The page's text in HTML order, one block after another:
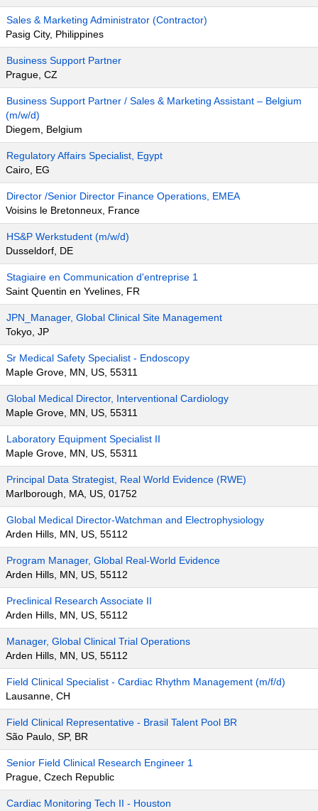
Sales & Marketing Administrator (Contractor)
Pasig City, Philippines
Business Support Partner
Prague, CZ
Business Support Partner / Sales & Marketing Assistant – Belgium
(m/w/d)
Diegem, Belgium
Regulatory Affairs Specialist, Egypt
Cairo, EG
Director /Senior Director Finance Operations, EMEA
Voisins le Bretonneux, France
HS&P Werkstudent (m/w/d)
Dusseldorf, DE
Stagiaire en Communication d'entreprise 1
Saint Quentin en Yvelines, FR
JPN_Manager, Global Clinical Site Management
Tokyo, JP
Sr Medical Safety Specialist - Endoscopy
Maple Grove, MN, US, 55311
Global Medical Director, Interventional Cardiology
Maple Grove, MN, US, 55311
Laboratory Equipment Specialist II
Maple Grove, MN, US, 55311
Principal Data Strategist, Real World Evidence (RWE)
Marlborough, MA, US, 01752
Global Medical Director-Watchman and Electrophysiology
Arden Hills, MN, US, 55112
Program Manager, Global Real-World Evidence
Arden Hills, MN, US, 55112
Preclinical Research Associate II
Arden Hills, MN, US, 55112
Manager, Global Clinical Trial Operations
Arden Hills, MN, US, 55112
Field Clinical Specialist - Cardiac Rhythm Management (m/f/d)
Lausanne, CH
Field Clinical Representative - Brasil Talent Pool BR
São Paulo, SP, BR
Senior Field Clinical Research Engineer 1
Prague, Czech Republic
Cardiac Monitoring Tech II - Houston